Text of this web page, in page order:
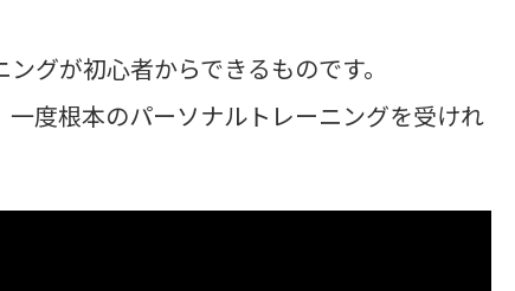
グが初心者からできるものです。
度根本のパーソナルトレーニングを受けれ